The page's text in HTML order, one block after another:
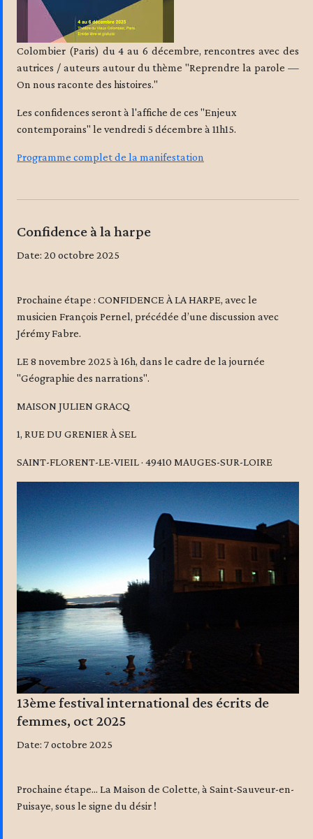
Colombier (Paris) du 4 au 6 décembre, rencontres avec des
autrices / auteurs autour du thème "Reprendre la parole —
On nous raconte des histoires."
Les confidences seront à l'affiche de ces "Enjeux
contemporains" le vendredi 5 décembre à 11h15.
Programme complet de la manifestation
Confidence à la harpe
Date: 20 octobre 2025
Prochaine étape : CONFIDENCE À LA HARPE, avec le
musicien François Pernel, précédée d’une discussion avec
Jérémy Fabre.
LE 8 novembre 2025 à 16h, dans le cadre de la journée
"Géographie des narrations".
MAISON JULIEN GRACQ
1, RUE DU GRENIER À SEL
SAINT-FLORENT-LE-VIEIL · 49410 MAUGES-SUR-LOIRE
13ème festival international des écrits de
femmes, oct 2025
Date: 7 octobre 2025
Prochaine étape... La Maison de Colette, à Saint-Sauveur-en-
Puisaye, sous le signe du désir !